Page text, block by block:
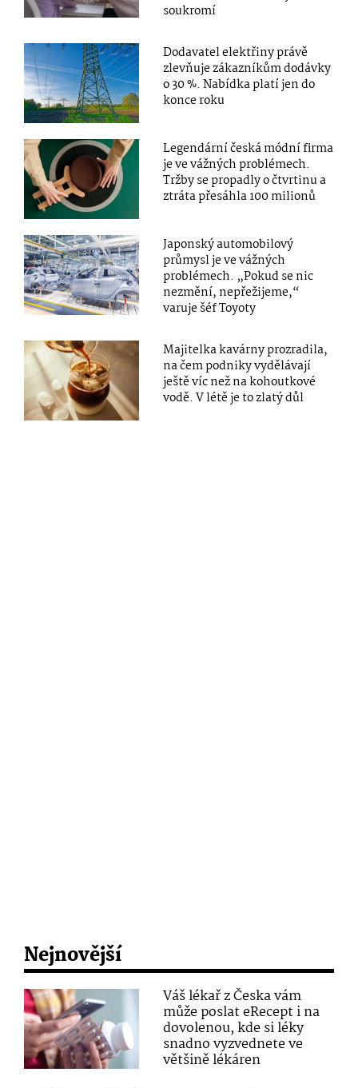
soukromí
Dodavatel elektřiny právě
zlevňuje zákazníkům dodávky
o 30 %. Nabídka platí jen do
konce roku
Legendární česká módní firma
je ve vážných problémech.
Tržby se propadly o čtvrtinu a
ztráta přesáhla 100 milionů
Japonský automobilový
průmysl je ve vážných
problémech. „Pokud se nic
nezmění, nepřežijeme,“
varuje šéf Toyoty
Majitelka kavárny prozradila,
na čem podniky vydělávají
ještě víc než na kohoutkové
vodě. V létě je to zlatý důl
Nejnovější
Váš lékař z Česka vám
může poslat eRecept i na
dovolenou, kde si léky
snadno vyzvednete ve
většině lékáren